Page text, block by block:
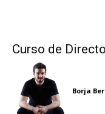
Curso de
Borja